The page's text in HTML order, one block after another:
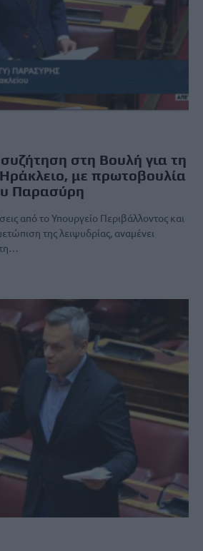
στη Βουλή για τη
με πρωτοβουλία
Παρασύρη
από το Υπουργείο Περιβάλλοντος και
της λειψυδρίας, αναμένει